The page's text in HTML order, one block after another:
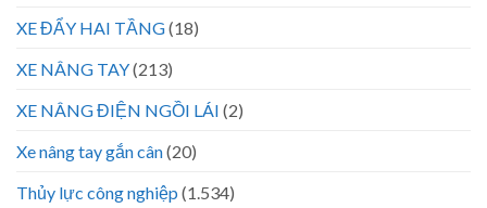
XE ĐẨY HAI TẦNG(18)
XE NÂNG TAY(213)
XE NÂNG ĐIỆN NGỒI LÁI (2)
Xe nâng tay gắn cân(20)
Thủy lực công nghiệp (1.534)